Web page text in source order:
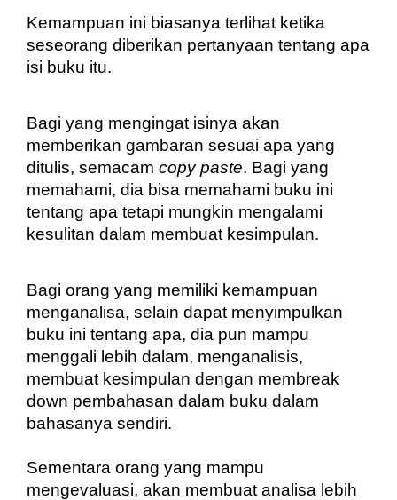
Kemampuan ini biasanya terlihat ketika
seseorang diberikan pertanyaan tentang apa
isi buku itu.
Bagi yang mengingat isinya akan
memberikan gambaran sesuai apa yang
ditulis, semacam copy paste. Bagi yang
memahami, dia bisa memahami buku ini
tentang apa tetapi mungkin mengalami
kesulitan dalam membuat kesimpulan.
Bagi orang yang memiliki kemampuan
menganalisa, selain dapat menyimpulkan
buku ini tentang apa, dia pun mampu
menggali lebih dalam, menganalisis,
membuat kesimpulan dengan membreak
down pembahasan dalam buku dalam
bahasanya sendiri.
Sementara orang yang mampu
mengevaluasi, akan membuat analisa lebih